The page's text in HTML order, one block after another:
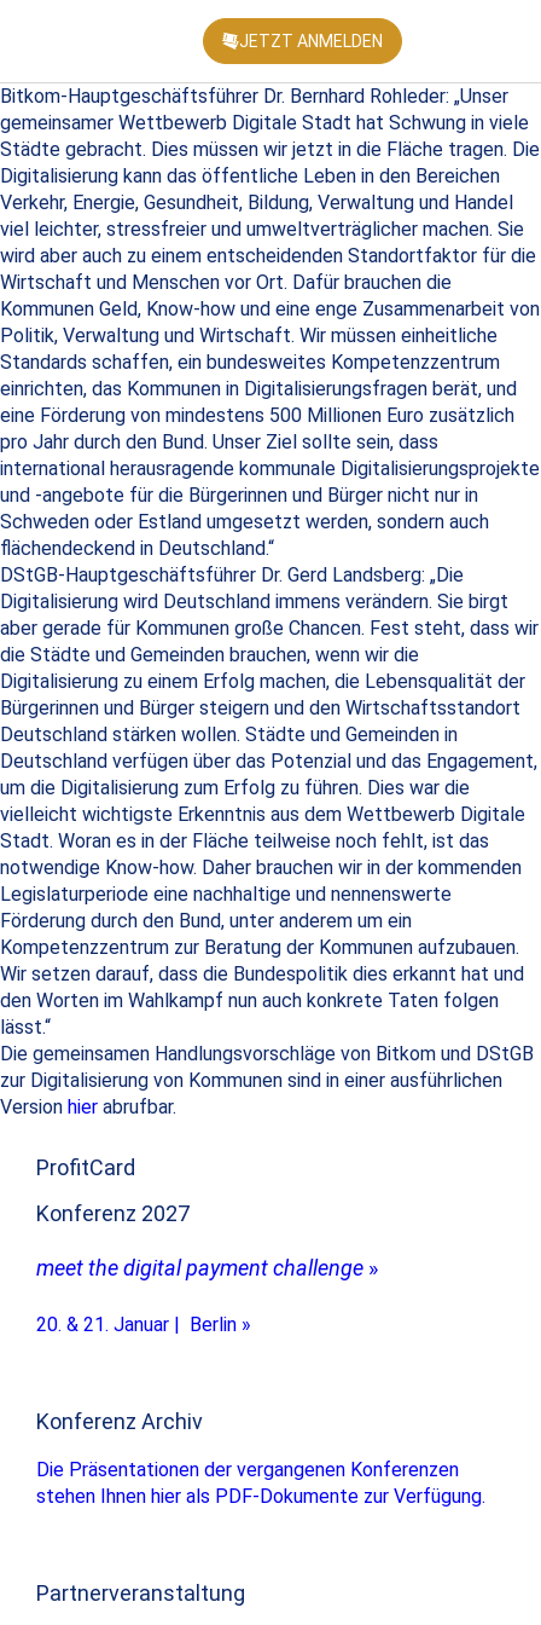
JETZT ANMELDEN
Bitkom-Hauptgeschäftsführer Dr. Bernhard Rohleder: „Unser
gemeinsamer Wettbewerb Digitale Stadt hat Schwung in viele
Städte gebracht. Dies müssen wir jetzt in die Fläche tragen. Die
Digitalisierung kann das öffentliche Leben in den Bereichen
Verkehr, Energie, Gesundheit, Bildung, Verwaltung und Handel
viel leichter, stressfreier und umweltverträglicher machen. Sie
wird aber auch zu einem entscheidenden Standortfaktor für die
Wirtschaft und Menschen vor Ort. Dafür brauchen die
Kommunen Geld, Know-how und eine enge Zusammenarbeit von
Politik, Verwaltung und Wirtschaft. Wir müssen einheitliche
Standards schaffen, ein bundesweites Kompetenzzentrum
einrichten, das Kommunen in Digitalisierungsfragen berät, und
eine Förderung von mindestens 500 Millionen Euro zusätzlich
pro Jahr durch den Bund. Unser Ziel sollte sein, dass
international herausragende kommunale Digitalisierungsprojekte
und -angebote für die Bürgerinnen und Bürger nicht nur in
Schweden oder Estland umgesetzt werden, sondern auch
flächendeckend in Deutschland.“
DStGB-Hauptgeschäftsführer Dr. Gerd Landsberg: „Die
Digitalisierung wird Deutschland immens verändern. Sie birgt
aber gerade für Kommunen große Chancen. Fest steht, dass wir
die Städte und Gemeinden brauchen, wenn wir die
Digitalisierung zu einem Erfolg machen, die Lebensqualität der
Bürgerinnen und Bürger steigern und den Wirtschaftsstandort
Deutschland stärken wollen. Städte und Gemeinden in
Deutschland verfügen über das Potenzial und das Engagement,
um die Digitalisierung zum Erfolg zu führen. Dies war die
vielleicht wichtigste Erkenntnis aus dem Wettbewerb Digitale
Stadt. Woran es in der Fläche teilweise noch fehlt, ist das
notwendige Know-how. Daher brauchen wir in der kommenden
Legislaturperiode eine nachhaltige und nennenswerte
Förderung durch den Bund, unter anderem um ein
Kompetenzzentrum zur Beratung der Kommunen aufzubauen.
Wir setzen darauf, dass die Bundespolitik dies erkannt hat und
den Worten im Wahlkampf nun auch konkrete Taten folgen
lässt.“
Die gemeinsamen Handlungsvorschläge von Bitkom und DStGB
zur Digitalisierung von Kommunen sind in einer ausführlichen
Version hier abrufbar.
ProfitCard
Konferenz 2027
meet the digital payment challenge »
20. & 21. Januar | Berlin »
Konferenz Archiv
Die Präsentationen der vergangenen Konferenzen
stehen Ihnen hier als PDF-Dokumente zur Verfügung.
Partnerveranstaltung